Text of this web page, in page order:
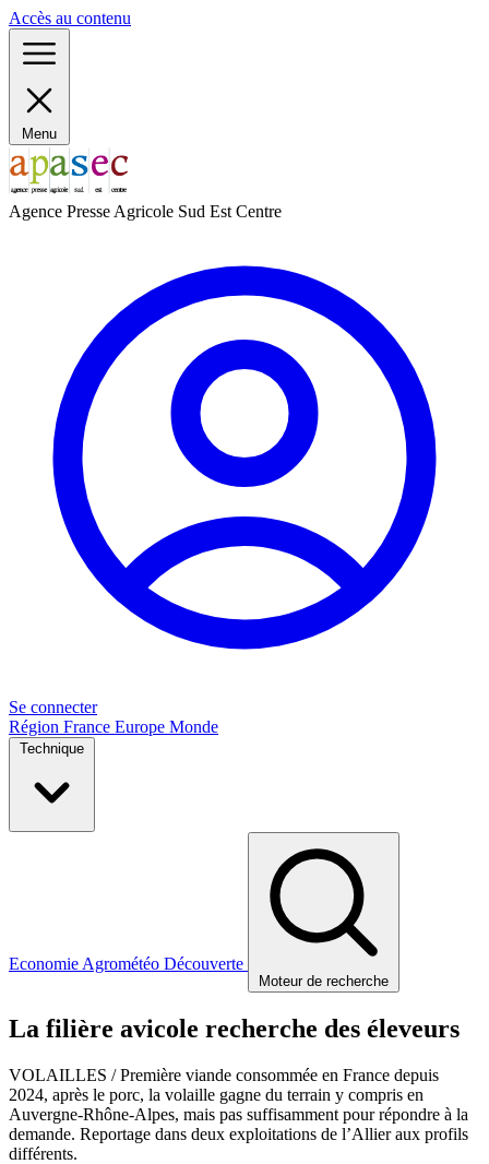
Accès au contenu
Menu
Agence Presse Agricole Sud Est Centre
Se connecter
Région France Europe Monde
Technique
Economie Agrométéo Découverte
Moteur de recherche
La filière avicole recherche des éleveurs
VOLAILLES / Première viande consommée en France depuis
2024, après le porc, la volaille gagne du terrain y compris en
Auvergne-Rhône-Alpes, mais pas suffisamment pour répondre à la
demande. Reportage dans deux exploitations de l’Allier aux profils
différents.
Panneau de gestion des cookies